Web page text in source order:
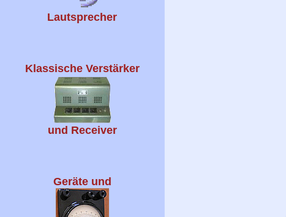
Lautsprecher
Klassische Verstärker
und Receiver
Geräte und